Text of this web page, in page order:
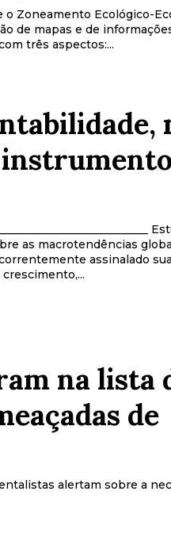
o Zoneamento Ecológico-
de mapas e de
três aspectos:...
Estudos
as macrotendências
assinalado
que são: - crescimento,...
na lista
de
alertam sobre a